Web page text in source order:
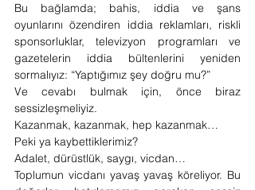
Bu bağlamda; bahis, iddia ve şans
oyunlarını özendiren iddia reklamları, riskli
sponsorluklar, televizyon programları ve
gazetelerin iddia bültenlerini yeniden
sormalıyız: “Yaptığımız şey doğru mu?”
Ve cevabı bulmak için, önce biraz
sessizleşmeliyiz.
Kazanmak, kazanmak, hep kazanmak…
Peki ya kaybettiklerimiz?
Adalet, dürüstlük, saygı, vicdan…
Toplumun vicdanı yavaş yavaş köreliyor. Bu